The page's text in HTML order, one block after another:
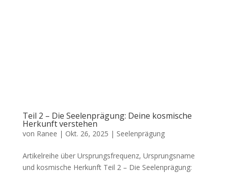
Teil 2 – Die Seelenprägung: Deine kosmische
Herkunft verstehen
von Ranee | Okt. 26, 2025 | Seelenprägung
Artikelreihe über Ursprungsfrequenz, Ursprungsname
und kosmische Herkunft Teil 2 – Die Seelenprägung: